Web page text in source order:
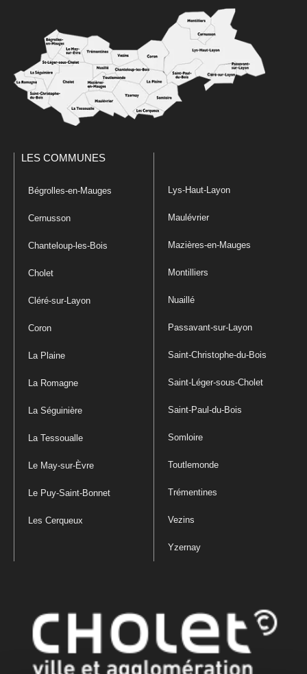
LES COMMUNES
Bégrolles-en-Mauges
Cernusson
Chanteloup-les-Bois
Cholet
Cléré-sur-Layon
Coron
La Plaine
La Romagne
La Séguinière
La Tessoualle
Le May-sur-Èvre
Le Puy-Saint-Bonnet
Les Cerqueux
Lys-Haut-Layon
Maulévrier
Mazières-en-Mauges
Montilliers
Nuaillé
Passavant-sur-Layon
Saint-Christophe-du-Bois
Saint-Léger-sous-Cholet
Saint-Paul-du-Bois
Somloire
Toutlemonde
Trémentines
Vezins
Yzernay